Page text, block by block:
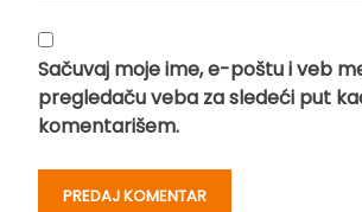
Sačuvaj moje ime, e-poštu i veb
pregledaču veba za sledeći put
komentarišem.